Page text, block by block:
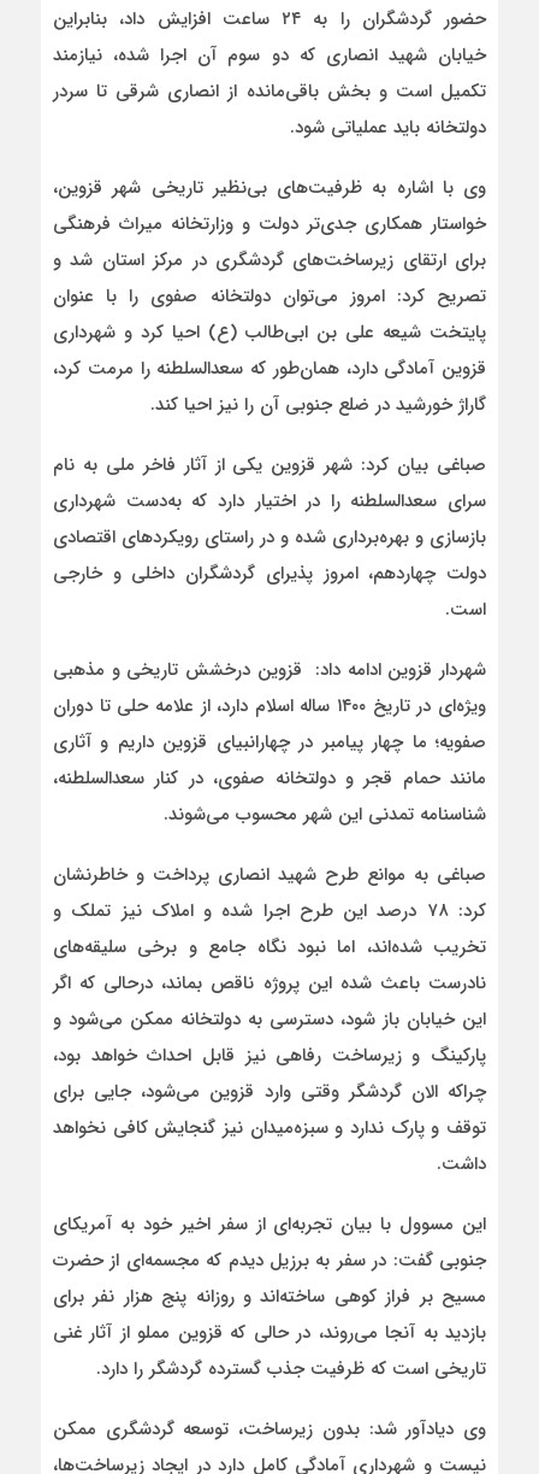
حضور گردشگران را به ۲۴ ساعت افزایش داد، بنابراین
خیابان شهید انصاری که دو سوم آن اجرا شده، نیازمند
تکمیل است و بخش باقی‌مانده از انصاری شرقی تا سردر
دولتخانه باید عملیاتی شود.
وی با اشاره به ظرفیت‌های بی‌نظیر تاریخی شهر قزوین،
خواستار همکاری جدی‌تر دولت و وزارتخانه میراث فرهنگی
برای ارتقای زیرساخت‌های گردشگری در مرکز استان شد و
تصریح کرد: امروز می‌توان دولتخانه صفوی را با عنوان
پایتخت شیعه علی بن ابی‌طالب (ع) احیا کرد و شهرداری
قزوین آمادگی دارد، همان‌طور که سعدالسلطنه را مرمت کرد،
گاراژ خورشید در ضلع جنوبی آن را نیز احیا کند.
صباغی بیان کرد: شهر قزوین یکی از آثار فاخر ملی به نام
سرای سعدالسلطنه را در اختیار دارد که به‌دست شهرداری
بازسازی و بهره‌برداری شده و در راستای رویکردهای اقتصادی
دولت چهاردهم، امروز پذیرای گردشگران داخلی و خارجی
است.
شهردار قزوین ادامه داد: قزوین درخشش تاریخی و مذهبی
ویژه‌ای در تاریخ ۱۴۰۰ ساله اسلام دارد، از علامه حلی تا دوران
صفویه؛ ما چهار پیامبر در چهارانبیای قزوین داریم و آثاری
مانند حمام قجر و دولتخانه صفوی، در کنار سعدالسلطنه،
شناسنامه تمدنی این شهر محسوب می‌شوند.
صباغی به موانع طرح شهید انصاری پرداخت و خاطرنشان
کرد: ۷۸ درصد این طرح اجرا شده و املاک نیز تملک و
تخریب شده‌اند، اما نبود نگاه جامع و برخی سلیقه‌های
نادرست باعث شده این پروژه ناقص بماند، درحالی که اگر
این خیابان باز شود، دسترسی به دولتخانه ممکن می‌شود و
پارکینگ و زیرساخت رفاهی نیز قابل احداث خواهد بود،
چراکه الان گردشگر وقتی وارد قزوین می‌شود، جایی برای
توقف و پارک ندارد و سبزه‌میدان نیز گنجایش کافی نخواهد
داشت.
این مسوول با بیان تجربه‌ای از سفر اخیر خود به آمریکای
جنوبی گفت: در سفر به برزیل دیدم که مجسمه‌ای از حضرت
مسیح بر فراز کوهی ساخته‌اند و روزانه پنج هزار نفر برای
بازدید به آنجا می‌روند، در حالی که قزوین مملو از آثار غنی
تاریخی است که ظرفیت جذب گسترده گردشگر را دارد.
وی دیادآور شد: بدون زیرساخت، توسعه گردشگری ممکن
نیست و شهرداری آمادگی کامل دارد در ایجاد زیرساخت‌ها،